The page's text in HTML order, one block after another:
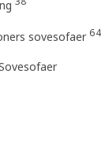
sovesofaer 64